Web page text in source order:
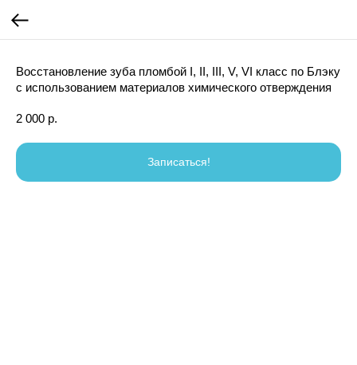
Восстановление зуба пломбой I, II, III, V, VI класс по Блэку
с использованием материалов химического отверждения
2 000 р.
Записаться!